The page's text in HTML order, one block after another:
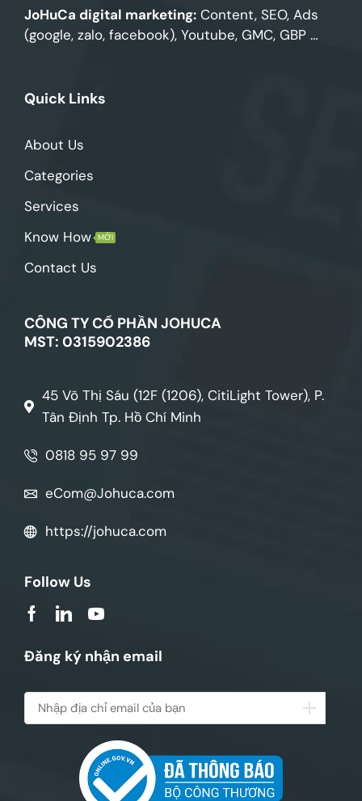
JoHuCa digital marketing: Content, SEO, Ads
(google, zalo, facebook), Youtube, GMC, GBP …
Quick Links
About Us
Categories
Services
Know How
MỚI
Contact Us
CÔNG TY CỔ PHẦN JOHUCA
MST: 0315902386
45 Võ Thị Sáu (12F (1206), CitiLight Tower), P.
Tân Định Tp. Hồ Chí Minh
0818 95 97 99
eCom@Johuca.com
https://johuca.com
Follow Us
Đăng ký nhận email